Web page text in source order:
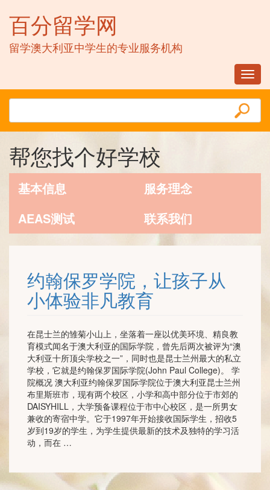
百分留学网
留学澳大利亚中学生的专业服务机构
帮您找个好学校
基本信息
服务理念
AEAS测试
联系我们
约翰保罗学院，让孩子从
小体验非凡教育
在昆士兰的雏菊小山上，坐落着一座以优美环境、精良教
育模式闻名于澳大利亚的国际学院，曾先后两次被评为“澳
大利亚十所顶尖学校之一”，同时也是昆士兰州最大的私立
学校，它就是约翰保罗国际学院(John Paul College)。 学
院概况 澳大利亚约翰保罗国际学院位于澳大利亚昆士兰州
布里斯班市，现有两个校区，小学和高中部分位于市郊的
DAISYHILL，大学预备课程位于市中心校区，是一所男女
兼收的寄宿中学。它于1997年开始接收国际学生，招收5
岁到19岁的学生，为学生提供最新的技术及独特的学习活
动，而在 …